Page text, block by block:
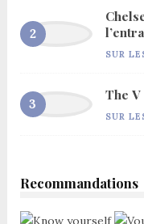
SUR
The
SUR
Recommandations